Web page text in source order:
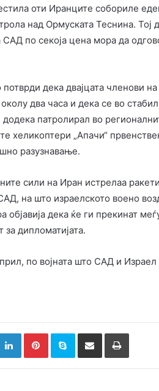
оти Иранците собориле
над Ормуската Теснина. Тој
по секоја цена мора да
дека двајцата членови
два часа и дека се во
патролирал во
хеликоптери „Апачи“
разузнавање.
сили на Иран истрелаа
на што израелското воено
дека ќе ги прекинат
за дипломатијата.
по војната што САД и Израел
LinkedInPinterestSkype Сподели преку Е-маил